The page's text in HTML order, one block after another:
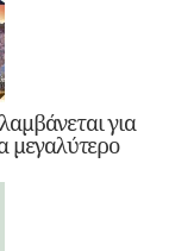
για
μεγαλύτερο